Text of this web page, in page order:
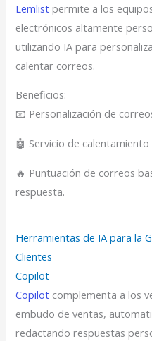
Lemlist permite a los
electrónicos altamente
utilizando IA para
calentar correos.
Beneficios:
📧 Personalización de
🤖 Servicio de
🔥 Puntuación de correos
respuesta.
Herramientas de IA para la
Clientes
Copilot
Copilot complementa a los
embudo de ventas,
redactando respuestas